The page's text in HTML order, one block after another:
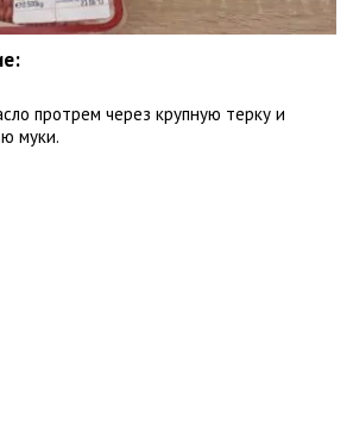
протрем через крупную терку и
муки.